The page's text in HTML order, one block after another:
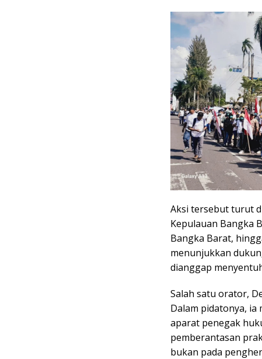
Aksi tersebut turut
Kepulauan Bangka
Bangka Barat,
menunjukkan
dianggap
Salah satu orator,
Dalam pidatonya,
aparat penegak
pemberantasan
bukan pada